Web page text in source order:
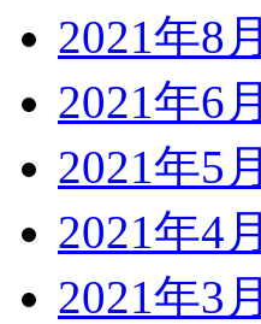
2021年8月
2021年6月
2021年5月
2021年4月
2021年3月